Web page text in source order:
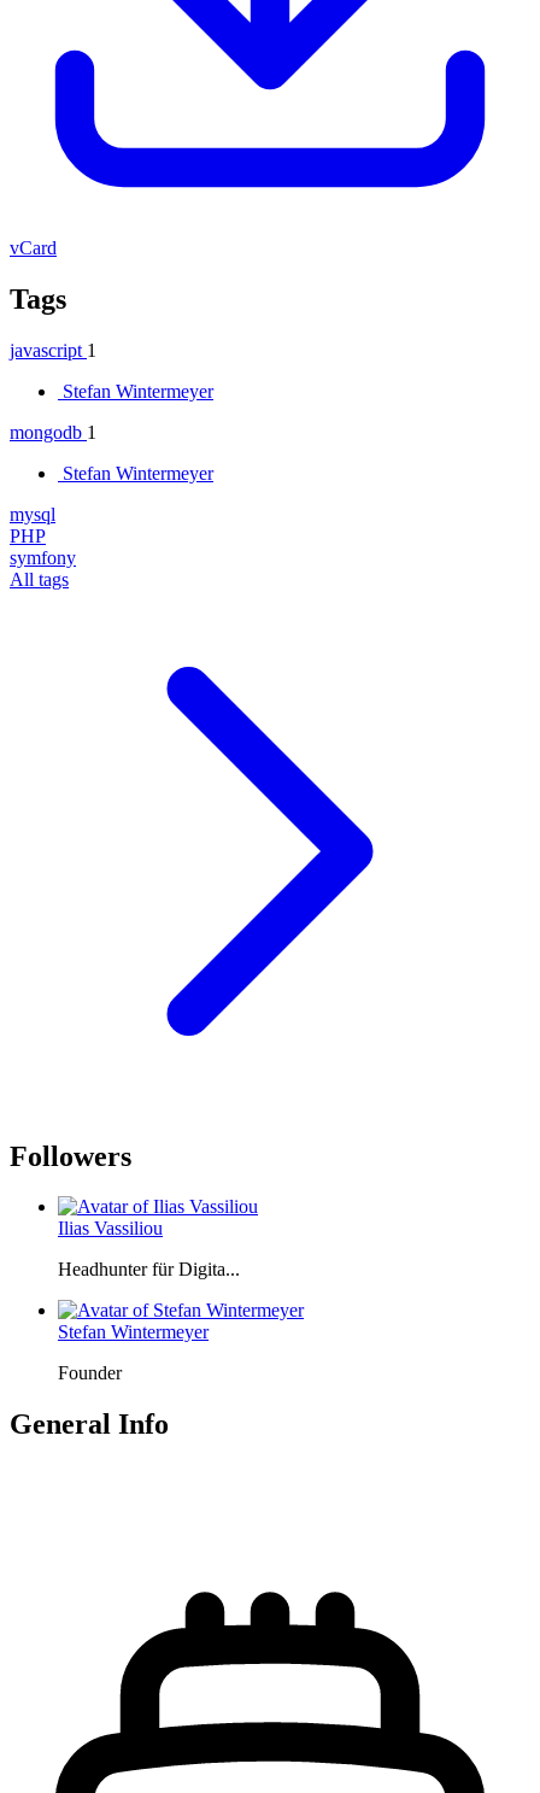
vCard
Tags
javascript 1
Stefan Wintermeyer
mongodb 1
Stefan Wintermeyer
mysql
PHP
symfony
All tags
Followers
Ilias Vassiliou
Headhunter für Digita...
Stefan Wintermeyer
Founder
General Info